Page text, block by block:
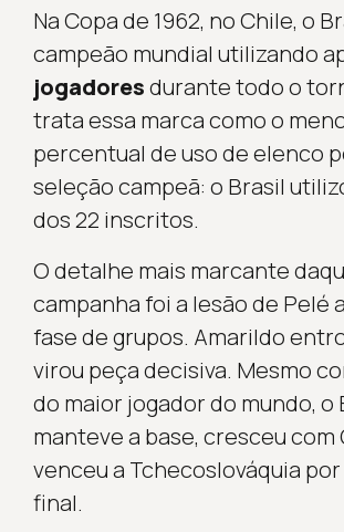
Na Copa de 1962, no Chile, o
campeão mundial utilizando
jogadoresdurante todo o
trata essa marca como o
percentual de uso de elenco
seleção campeã: o Brasil
dos 22 inscritos.
O detalhe mais marcante
campanha foi a lesão de Pelé
fase de grupos. Amarildo
virou peça decisiva. Mesmo
do maior jogador do mundo, o
manteve a base, cresceu com
venceu a Tchecoslováquia por
final.